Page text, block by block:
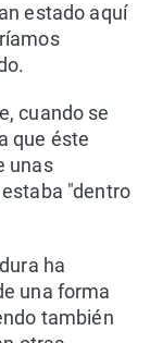
estado aquí
cuando se
que éste
unas
"dentro
ha
una forma
también